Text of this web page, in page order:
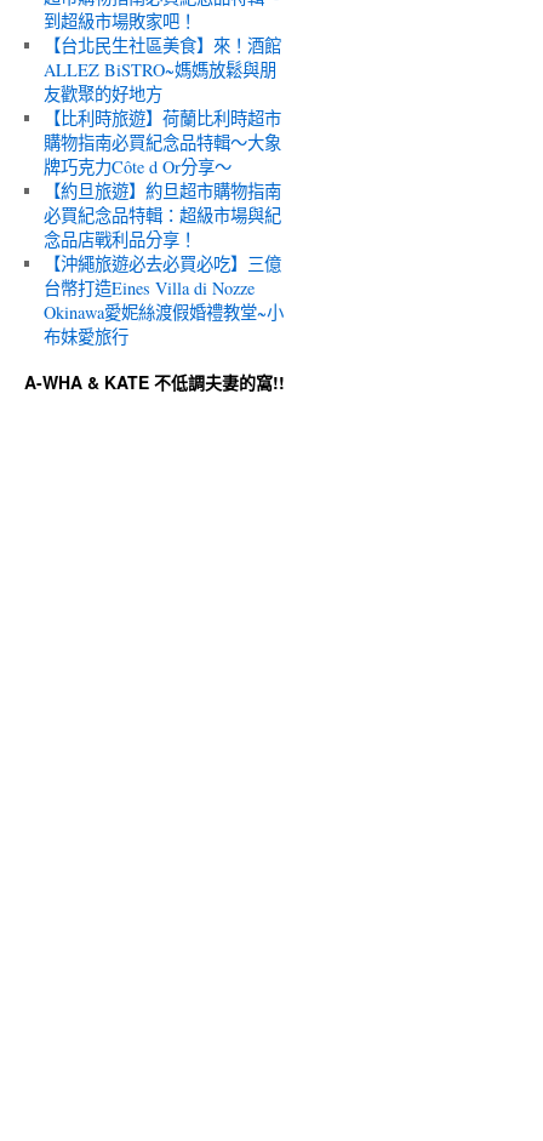
到超級市場敗家吧！
【台北民生社區美食】來！酒館
ALLEZ BiSTRO~媽媽放鬆與朋
友歡聚的好地方
【比利時旅遊】荷蘭比利時超市
購物指南必買紀念品特輯～大象
牌巧克力Côte d Or分享～
【約旦旅遊】約旦超市購物指南
必買紀念品特輯：超級市場與紀
念品店戰利品分享！
【沖繩旅遊必去必買必吃】三億
台幣打造Eines Villa di Nozze
Okinawa愛妮絲渡假婚禮教堂~小
布妹愛旅行
A-WHA & KATE 不低調夫妻的窩!!